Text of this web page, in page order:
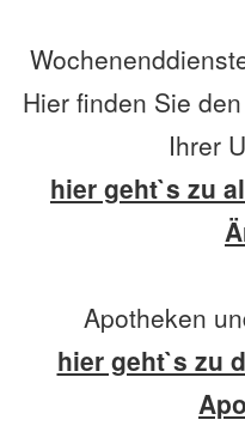
Hier finden Sie
Ihrer
hier geht`s zu
Apotheken
hier geht`s zu